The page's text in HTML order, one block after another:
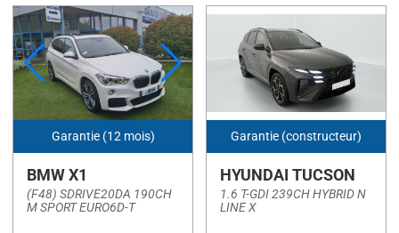
A1 Sportback (13)
AYGO X (2)
C4 (1)
C5 Aircross (13)
Cee'd (18)
CLIO VI (3)
Garantie (12 mois)
BMW X1
(F48) SDRIVE20DA 190CH
M SPORT EURO6D-T
Garantie (constructeur)
HYUNDAI TUCSON
1.6 T-GDI 239CH HYBRID N
LINE X